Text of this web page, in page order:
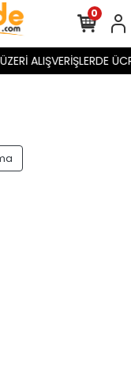
ALIŞVERİŞLERDE
0